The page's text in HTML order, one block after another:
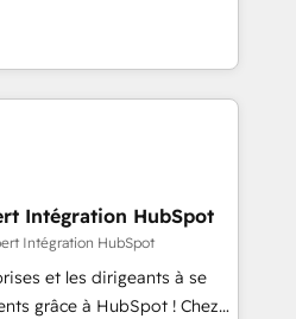
, Data
& Platform
in HubSpot.
you a roadmap on
achieving Commercial
processes, we
and minimize
we provide expertise to
are fully
with an experienced
reputable companies in
SaaS and
a customized
Intégration HubSpot
Intégration HubSpot
et les dirigeants à se
grâce à HubSpot ! Chez